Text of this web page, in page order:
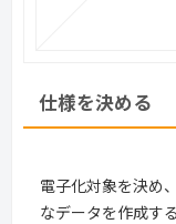
仕様を決める
電子化対象を決め
なデータを作成す